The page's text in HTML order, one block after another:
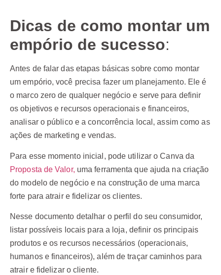
Dicas de como montar um
empório de sucesso:
Antes de falar das etapas básicas sobre como montar
um empório, você precisa fazer um planejamento. Ele é
o marco zero de qualquer negócio e serve para definir
os objetivos e recursos operacionais e financeiros,
analisar o público e a concorrência local, assim como as
ações de marketing e vendas.
Para esse momento inicial, pode utilizar o Canva da
Proposta de Valor, uma ferramenta que ajuda na criação
do modelo de negócio e na construção de uma marca
forte para atrair e fidelizar os clientes.
Nesse documento detalhar o perfil do seu consumidor,
listar possíveis locais para a loja, definir os principais
produtos e os recursos necessários (operacionais,
humanos e financeiros), além de traçar caminhos para
atrair e fidelizar o cliente.